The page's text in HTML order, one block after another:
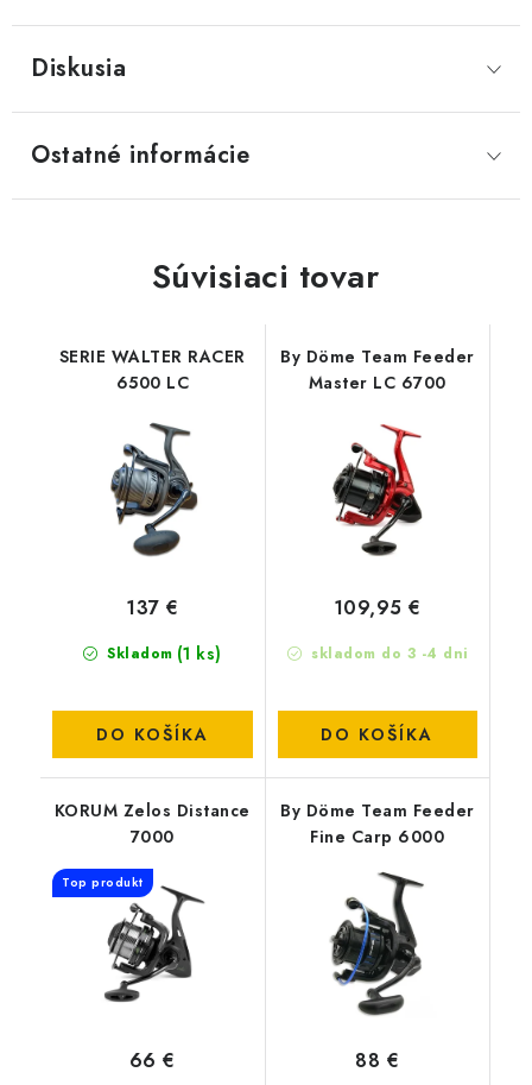
Diskusia
Ostatné informácie
Súvisiaci tovar
SERIE WALTER RACER
6500 LC
Skladom (1 ks)
137 €
DO KOŠÍKA
By Döme Team Feeder
Master LC 6700
skladom do 3 -4 dni
109,95 €
DO KOŠÍKA
KORUM Zelos Distance
7000
Top produkt
66 €
By Döme Team Feeder
Fine Carp 6000
88 €